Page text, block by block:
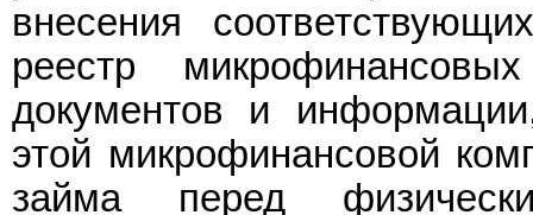
внесения
реестр
документов и
этой микрофинансовой
займа перед